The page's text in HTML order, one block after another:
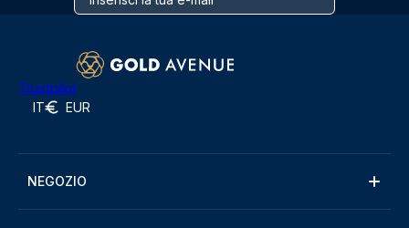
Trustpilot
IT EUR
NEGOZIO